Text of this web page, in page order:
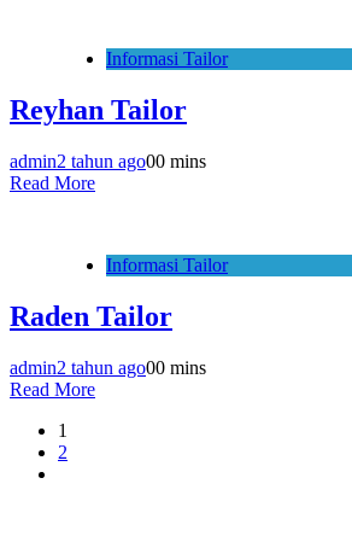
Informasi Tailor
Reyhan Tailor
admin2 tahun ago00 mins
Read More
Informasi Tailor
Raden Tailor
admin2 tahun ago00 mins
Read More
1
2